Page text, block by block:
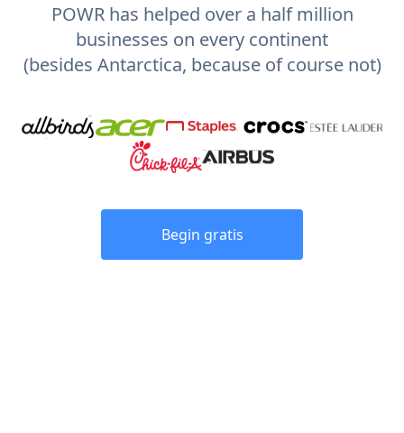
POWR has helped over a half million
businesses on every continent
(besides Antarctica, because of course not)
Begin gratis